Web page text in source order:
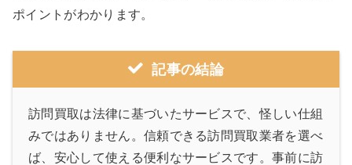
ポイントがわかります。
記事の結論
訪問買取は法律に基づいたサービスで、怪しい仕組
みではありません。信頼できる訪問買取業者を選べ
ば、安心して使える便利なサービスです。事前に訪